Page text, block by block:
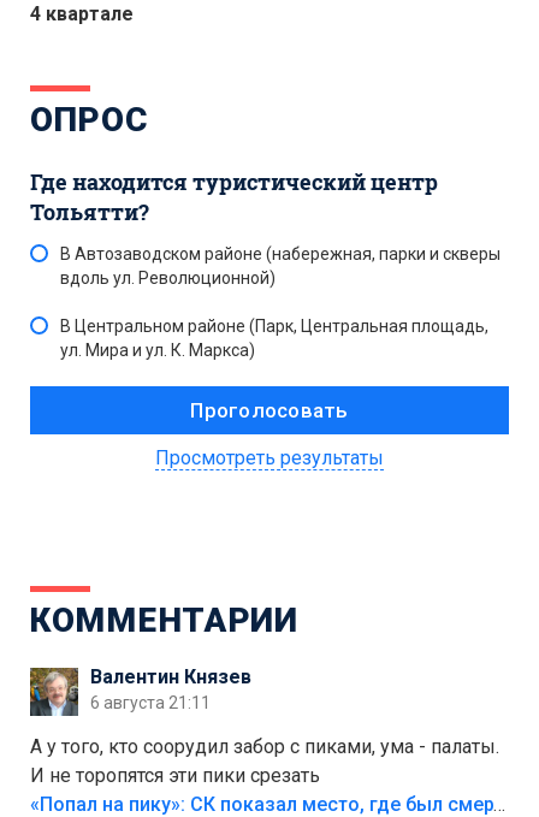
4 квартале
ОПРОС
Где находится туристический центр
Тольятти?
В Автозаводском районе (набережная, парки и скверы
вдоль ул. Революционной)
В Центральном районе (Парк, Центральная площадь,
ул. Мира и ул. К. Маркса)
Просмотреть результаты
КОММЕНТАРИИ
Валентин Князев
6 августа 21:11
А у того, кто соорудил забор с пиками, ума - палаты.
И не торопятся эти пики срезать
«Попал на пику»: СК показал место, где был смертельно травмирован ребенок в Тольятти